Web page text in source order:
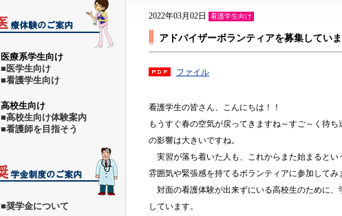
医療系学生向け
■医学生向け
■看護学生向け
高校生向け
■高校生向け体験案内
■看護師を目指そう
■奨学金について
2022年03月02日 看護学生向け
アドバイザーボランティアを募集していま
ファイル
看護学生の皆さん、こんにちは！！
もうすぐ春の空気が戻ってきますね～すご～く待
の影響は大きいですね。
実習が落ち着いた人も、これからまた始まると
雰囲気や緊張感を持てるボランティアに参加してみ
対面の看護体験が出来ずにいる高校生のために
しています。